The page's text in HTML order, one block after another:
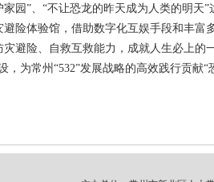
园”、“不让恐龙的昨天成为人类的明
险体验馆，借助数字化互娱手段和丰
避险、自救互救能力，成就人生必上
，为常州“532”发展战略的高效践行贡献“